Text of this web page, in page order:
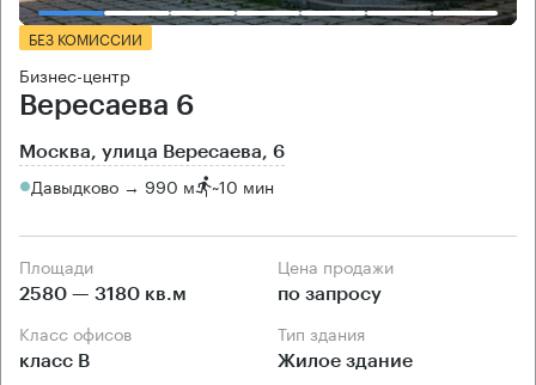
БЕЗ КОМИССИИ
Бизнес-центр
Вересаева 6
Москва, улица Вересаева, 6
Давыдково → 990 м ~10 мин
Площади
2580 — 3180 кв.м
Цена продажи
по запросу
Класс офисов
класс B
Тип здания
Жилое здание